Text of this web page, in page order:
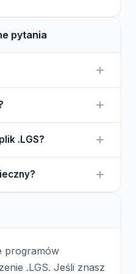
pytania
aplikacji w systemie
oraz
problemów,
programów do analizy
systemowe mogą
tych plików.
.LGS?
jest on używany
aplikacji. Można
do innych
aplikacji. Ważne
ostrożność i
programów
.LGS. Jeśli znasz